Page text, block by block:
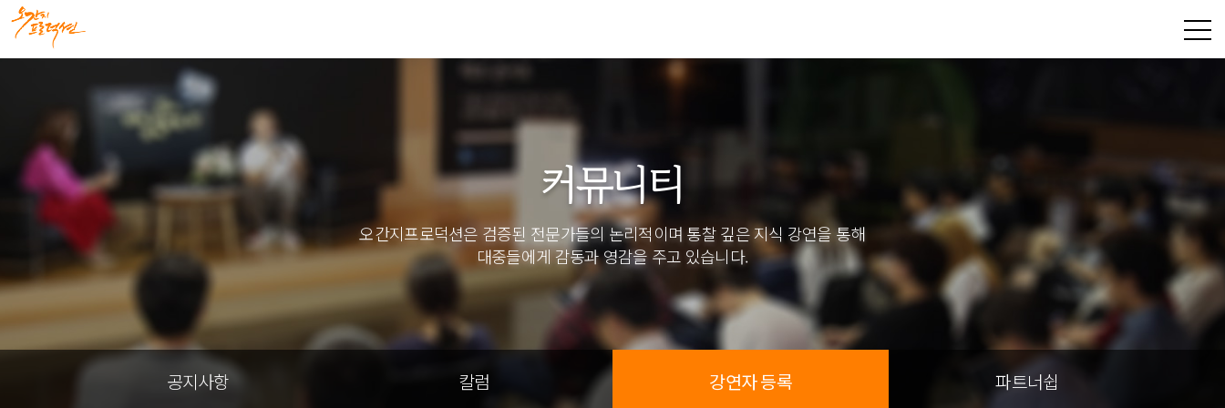
커뮤니티
오간지프로덕션은 검증된 전문가들의 논리적이며 통찰 깊은 지식 강연을 통해
대중들에게 감동과 영감을 주고 있습니다.
공지사항 칼럼 강연자 등록 파트너쉽